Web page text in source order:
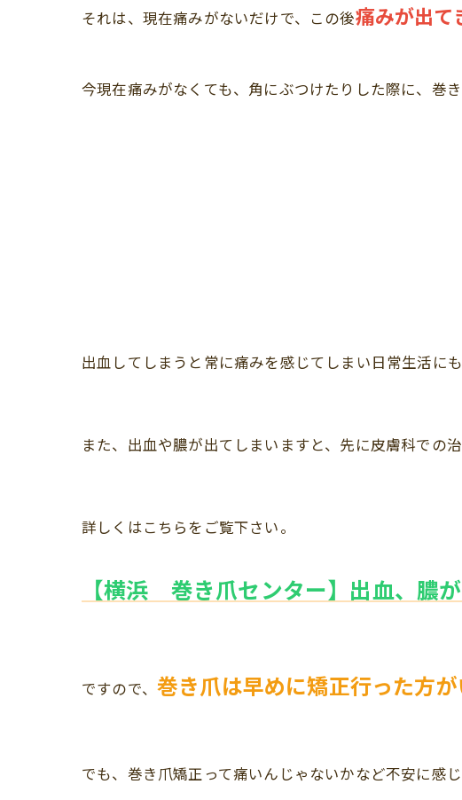
それは、現在痛みがないだけで、この後痛みが出て
今現在痛みがなくても、角にぶつけたりした際に、巻
出血してしまうと常に痛みを感じてしまい日常生活に
また、出血や膿が出てしまいますと、先に皮膚科での
詳しくはこちらをご覧下さい。
【横浜 巻き爪センター】出血、膿
ですので、 巻き爪は早めに矯正行った方
でも、巻き爪矯正って痛いんじゃないかなど不安に感